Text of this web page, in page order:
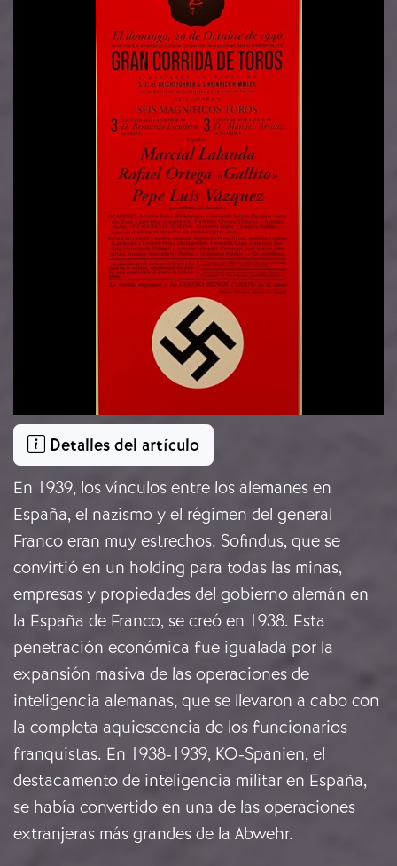
Detalles del artículo
En 1939, los vínculos entre los alemanes en
España, el nazismo y el régimen del general
Franco eran muy estrechos. Sofindus, que se
convirtió en un holding para todas las minas,
empresas y propiedades del gobierno alemán en
la España de Franco, se creó en 1938. Esta
penetración económica fue igualada por la
expansión masiva de las operaciones de
inteligencia alemanas, que se llevaron a cabo con
la completa aquiescencia de los funcionarios
franquistas. En 1938-1939, KO-Spanien, el
destacamento de inteligencia militar en España,
se había convertido en una de las operaciones
extranjeras más grandes de la Abwehr.